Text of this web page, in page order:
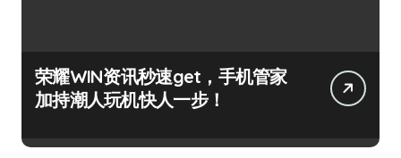
荣耀WIN资讯秒速get，手机管家
加持潮人玩机快人一步！